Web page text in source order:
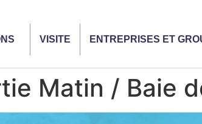
VISITE ENTREPRISES ET
Matin / Baie